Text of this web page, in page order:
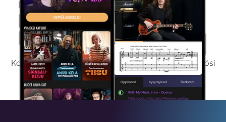
Kokeile Ilmaiseksi
Kokeilemalla ilmaiseksi saat koko sisältömme käyttöösi
viikon ajaksi.